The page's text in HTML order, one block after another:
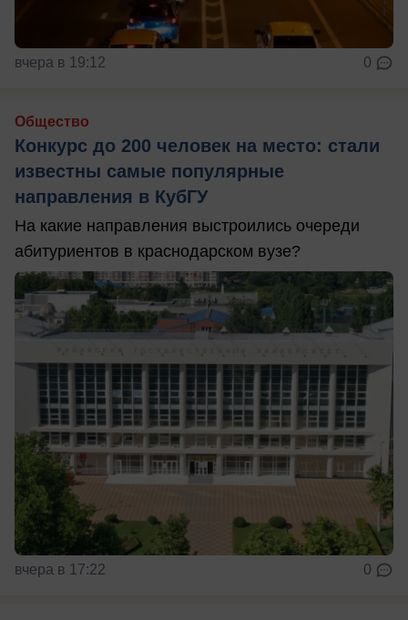
вчера в 19:12 0
Общество
Конкурс до 200 человек на место: стали
известны самые популярные
направления в КубГУ
На какие направления выстроились очереди
абитуриентов в краснодарском вузе?
вчера в 17:22 0